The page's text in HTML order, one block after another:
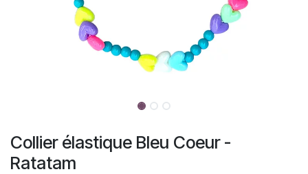
Collier élastique Bleu Coeur -
Ratatam